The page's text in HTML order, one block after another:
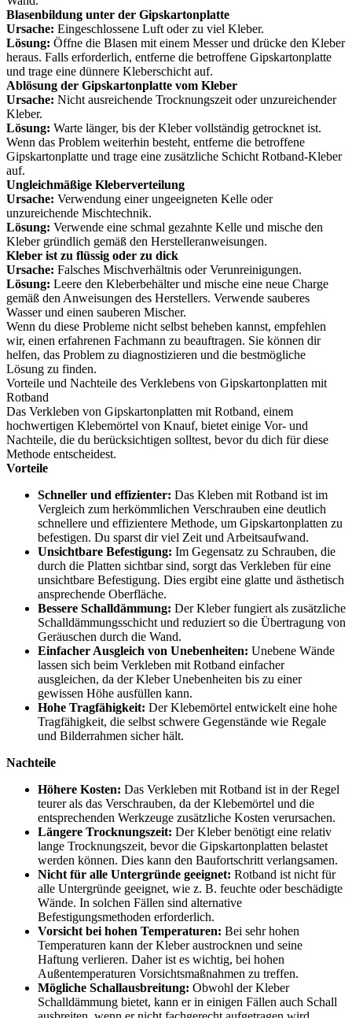
Blasenbildung unter der Gipskartonplatte
Ursache: Eingeschlossene Luft oder zu viel Kleber.
Lösung: Öffne die Blasen mit einem Messer und drücke den Kleber
heraus. Falls erforderlich, entferne die betroffene Gipskartonplatte
und trage eine dünnere Kleberschicht auf.
Ablösung der Gipskartonplatte vom Kleber
Ursache: Nicht ausreichende Trocknungszeit oder unzureichender
Kleber.
Lösung: Warte länger, bis der Kleber vollständig getrocknet ist.
Wenn das Problem weiterhin besteht, entferne die betroffene
Gipskartonplatte und trage eine zusätzliche Schicht Rotband-Kleber
auf.
Ungleichmäßige Kleberverteilung
Ursache: Verwendung einer ungeeigneten Kelle oder
unzureichende Mischtechnik.
Lösung: Verwende eine schmal gezahnte Kelle und mische den
Kleber gründlich gemäß den Herstelleranweisungen.
Kleber ist zu flüssig oder zu dick
Ursache: Falsches Mischverhältnis oder Verunreinigungen.
Lösung: Leere den Kleberbehälter und mische eine neue Charge
gemäß den Anweisungen des Herstellers. Verwende sauberes
Wasser und einen sauberen Mischer.
Wenn du diese Probleme nicht selbst beheben kannst, empfehlen
wir, einen erfahrenen Fachmann zu beauftragen. Sie können dir
helfen, das Problem zu diagnostizieren und die bestmögliche
Lösung zu finden.
Vorteile und Nachteile des Verklebens von Gipskartonplatten mit
Rotband
Das Verkleben von Gipskartonplatten mit Rotband, einem
hochwertigen Klebemörtel von Knauf, bietet einige Vor- und
Nachteile, die du berücksichtigen solltest, bevor du dich für diese
Methode entscheidest.
Vorteile
Schneller und effizienter: Das Kleben mit Rotband ist im
Vergleich zum herkömmlichen Verschrauben eine deutlich
schnellere und effizientere Methode, um Gipskartonplatten zu
befestigen. Du sparst dir viel Zeit und Arbeitsaufwand.
Unsichtbare Befestigung: Im Gegensatz zu Schrauben, die
durch die Platten sichtbar sind, sorgt das Verkleben für eine
unsichtbare Befestigung. Dies ergibt eine glatte und ästhetisch
ansprechende Oberfläche.
Bessere Schalldämmung: Der Kleber fungiert als zusätzliche
Schalldämmungsschicht und reduziert so die Übertragung von
Geräuschen durch die Wand.
Einfacher Ausgleich von Unebenheiten: Unebene Wände
lassen sich beim Verkleben mit Rotband einfacher
ausgleichen, da der Kleber Unebenheiten bis zu einer
gewissen Höhe ausfüllen kann.
Hohe Tragfähigkeit: Der Klebemörtel entwickelt eine hohe
Tragfähigkeit, die selbst schwere Gegenstände wie Regale
und Bilderrahmen sicher hält.
Nachteile
Höhere Kosten: Das Verkleben mit Rotband ist in der Regel
teurer als das Verschrauben, da der Klebemörtel und die
entsprechenden Werkzeuge zusätzliche Kosten verursachen.
Längere Trocknungszeit: Der Kleber benötigt eine relativ
lange Trocknungszeit, bevor die Gipskartonplatten belastet
werden können. Dies kann den Baufortschritt verlangsamen.
Nicht für alle Untergründe geeignet: Rotband ist nicht für
alle Untergründe geeignet, wie z. B. feuchte oder beschädigte
Wände. In solchen Fällen sind alternative
Befestigungsmethoden erforderlich.
Vorsicht bei hohen Temperaturen: Bei sehr hohen
Temperaturen kann der Kleber austrocknen und seine
Haftung verlieren. Daher ist es wichtig, bei hohen
Außentemperaturen Vorsichtsmaßnahmen zu treffen.
Mögliche Schallausbreitung: Obwohl der Kleber
Schalldämmung bietet, kann er in einigen Fällen auch Schall